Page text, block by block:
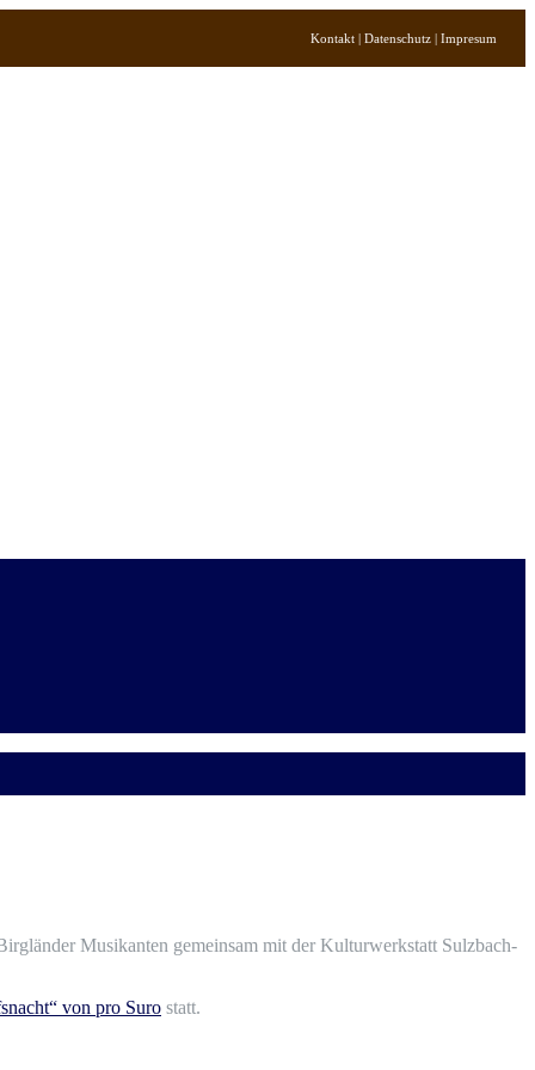
Kontakt | Datenschutz | Impresum
Musikanten gemeinsam mit der Kulturwerkstatt Sulzbach-
von pro Suro statt.